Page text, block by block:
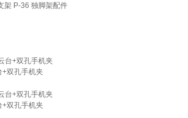
架 P-36 独脚架配件
双孔手机夹
双孔手机夹